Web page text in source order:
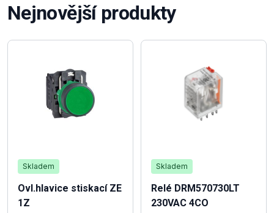
Nejnovější produkty
Skladem
Ovl.hlavice stiskací ZE
1Z
Skladem
Relé DRM570730LT
230VAC 4CO